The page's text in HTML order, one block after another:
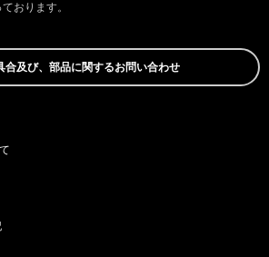
おります。
合及び、部品に関するお問い合わせ